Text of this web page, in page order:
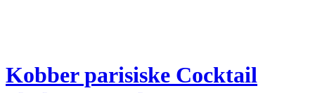
Kobber parisiske Cocktail